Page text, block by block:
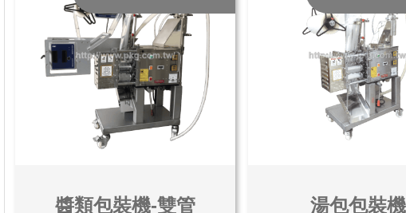
醬類包裝機-雙管 湯包包裝機